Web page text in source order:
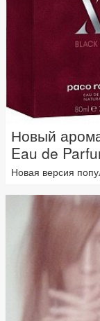
Новый
Eau de
Новая версия